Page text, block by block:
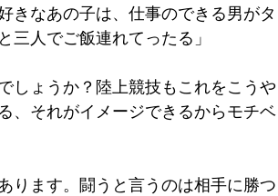
きなあの子は、仕事のできる男がタ
人でご飯連れてったる」
しょうか？陸上競技もこれをこうや
、それがイメージできるからモチベ
ります。闘うと言うのは相手に勝つ